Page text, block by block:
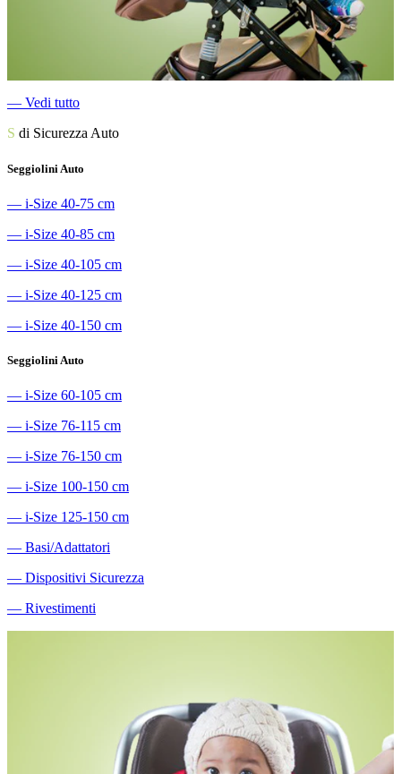
― Vedi tutto
S di Sicurezza Auto
Seggiolini Auto
― i-Size 40-75 cm
― i-Size 40-85 cm
― i-Size 40-105 cm
― i-Size 40-125 cm
― i-Size 40-150 cm
Seggiolini Auto
― i-Size 60-105 cm
― i-Size 76-115 cm
― i-Size 76-150 cm
― i-Size 100-150 cm
― i-Size 125-150 cm
― Basi/Adattatori
― Dispositivi Sicurezza
― Rivestimenti